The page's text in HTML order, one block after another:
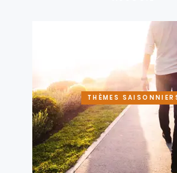
THÈMES